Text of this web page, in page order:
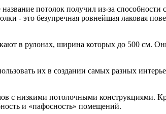
потолок получил из-за
- это безупречная ровнейшая лаковая
в рулонах, ширина которых до 500 см.
их в создании самых разных
с низкими потолочными конструкциями.
и «пафосность» помещений.